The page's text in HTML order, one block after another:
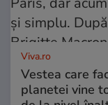
Viva.ro
Vestea care
planetei vine